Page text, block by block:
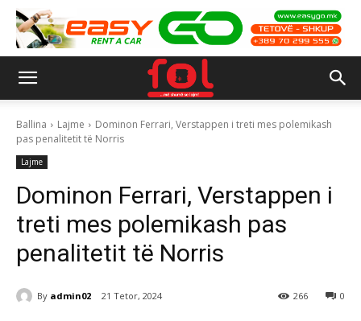
Ballina Lajme
Dominon Ferrari, Verstappen i treti mes polemikash
pas penalitetit të Norris
Lajme
Dominon Ferrari, Verstappen i
treti mes polemikash pas
penalitetit të Norris
By admin02 21 Tetor, 2024 0
266